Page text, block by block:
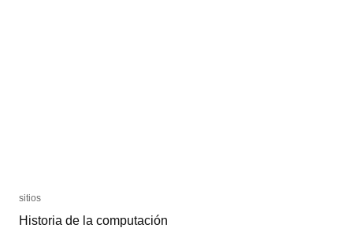
sitios
Historia de la computación
sitios
Historia de la computación